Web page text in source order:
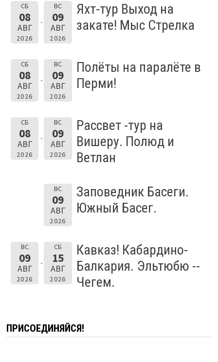
СБ
08
АВГ
2026
ВС
09
АВГ
2026
Яхт-тур Выход на
закате! Мыс Стрелка
СБ
08
АВГ
2026
ВС
09
АВГ
2026
Полёты на паралёте в
Перми!
СБ
08
АВГ
2026
ВС
09
АВГ
2026
Рассвет -тур на
Вишеру. Полюд и
Ветлан
ВС
09
АВГ
2026
Заповедник Басеги.
Южный Басег.
ВС
09
АВГ
2026
СБ
15
АВГ
2026
Кавказ! Кабардино-
Балкария. Эльтюбю --
Чегем.
ПРИСОЕДИНЯЙСЯ!